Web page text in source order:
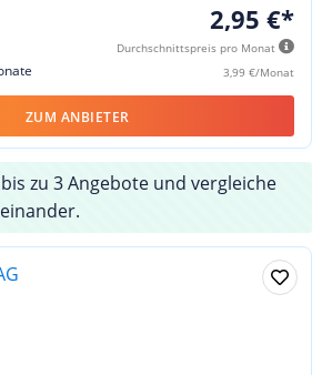
2,95 €*
Durchschnittspreis pro Monat
3,99 €/Monat
ZUM ANBIETER
zu 3 Angebote und vergleiche